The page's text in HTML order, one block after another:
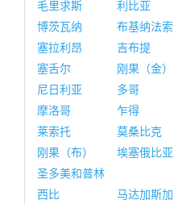
毛里求斯
利比亚
博茨瓦纳
布基纳法索
塞拉利昂
吉布提
塞舌尔
刚果（金）
尼日利亚
多哥
摩洛哥
乍得
莱索托
莫桑比克
刚果（布）
埃塞俄比亚
圣多美和普林
西比
马达加斯加